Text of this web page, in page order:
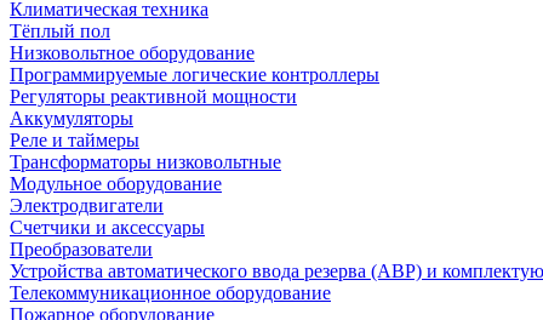
Климатическая техника
Тёплый пол
Низковольтное оборудование
Программируемые логические контроллеры
Регуляторы реактивной мощности
Аккумуляторы
Реле и таймеры
Трансформаторы низковольтные
Модульное оборудование
Электродвигатели
Счетчики и аксессуары
Преобразователи
Устройства автоматического ввода резерва (АВР) и
Телекоммуникационное оборудование
Пожарное оборудование